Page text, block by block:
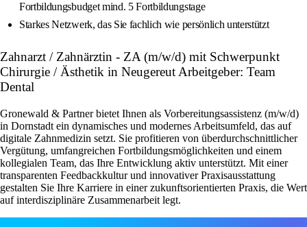
Fortbildungsbudget mind. 5 Fortbildungstage
Starkes Netzwerk, das Sie fachlich wie persönlich unterstützt
Zahnarzt / Zahnärztin - ZA (m/w/d) mit Schwerpunkt
Chirurgie / Ästhetik in Neugereut Arbeitgeber: Team
Dental
Gronewald & Partner bietet Ihnen als Vorbereitungsassistenz (m/w/d)
in Dornstadt ein dynamisches und modernes Arbeitsumfeld, das auf
digitale Zahnmedizin setzt. Sie profitieren von überdurchschnittlicher
Vergütung, umfangreichen Fortbildungsmöglichkeiten und einem
kollegialen Team, das Ihre Entwicklung aktiv unterstützt. Mit einer
transparenten Feedbackkultur und innovativer Praxisausstattung
gestalten Sie Ihre Karriere in einer zukunftsorientierten Praxis, die Wert
auf interdisziplinäre Zusammenarbeit legt.